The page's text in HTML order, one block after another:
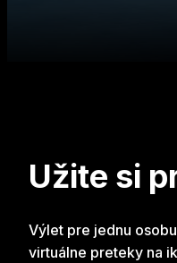
Užite si
Výlet pre jednu
virtuálne preteky na